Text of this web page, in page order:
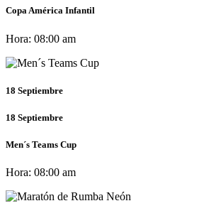
Copa América Infantil
Hora: 08:00 am
18 Septiembre
18 Septiembre
Men´s Teams Cup
Hora: 08:00 am